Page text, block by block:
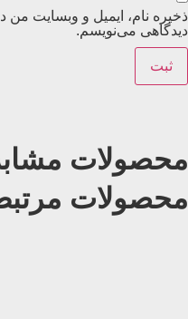
ذخیره نام، ایمیل و وبسایت من
دیدگاهی می‌نویسم.
محصولات
محصولات